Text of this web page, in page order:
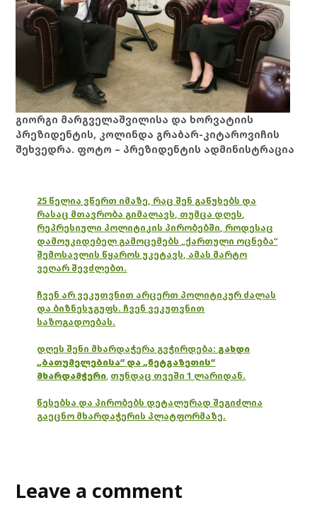
გიორგი მარგველაშვილისა და ხორვატიის
პრეზიდენტის, კოლინდა გრაბარ-კიტაროვიჩის
შეხვედრა. ფოტო – პრეზიდენტის ადმინისტრაცია
25 წელია ვწერთ იმაზე, რაც შენ გაწუხებს და
რასაც მთავრობა გიმალავს, თუმცა დღეს,
რეპრესიული პოლიტიკის პირობებში, როდესაც
დამოუკიდებელ გამოცემებს „ქართული ოცნება“
შემოსავლის წყაროს უკეტავს, ამას მარტო
ვეღარ შევძლებთ.
ჩვენ არ ვეკუთვნით არცერთ პოლიტიკურ ძალას
და ბიზნესჯგუფს. ჩვენ ვეკუთვნით
საზოგადოებას.
დღეს შენი მხარდაჭერა გვჭირდება: გახდი
„ბათუმელებისა“ და „ნეტგაზეთის“
მხარდამჭერი, თუნდაც თვეში 1 ლარიდან.
წესებსა და პირობებს დეტალურად შეგიძლია
გაეცნო მხარდაჭერის პლატფორმაზე.
Leave a comment